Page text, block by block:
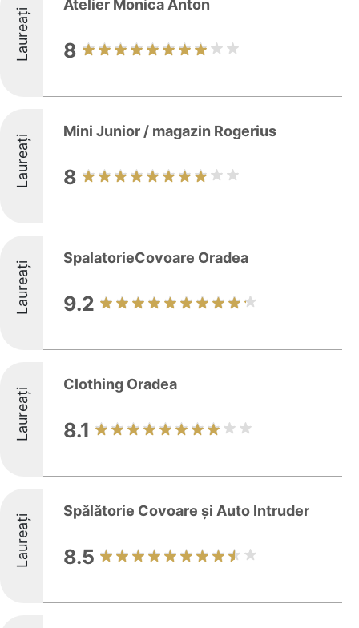
Laureați
Atelier Monica Anton
8
Laureați
Mini Junior / magazin Rogerius
8
Laureați
SpalatorieCovoare Oradea
9.2
Laureați
Clothing Oradea
8.1
Laureați
Spălătorie Covoare și Auto Intruder
8.5